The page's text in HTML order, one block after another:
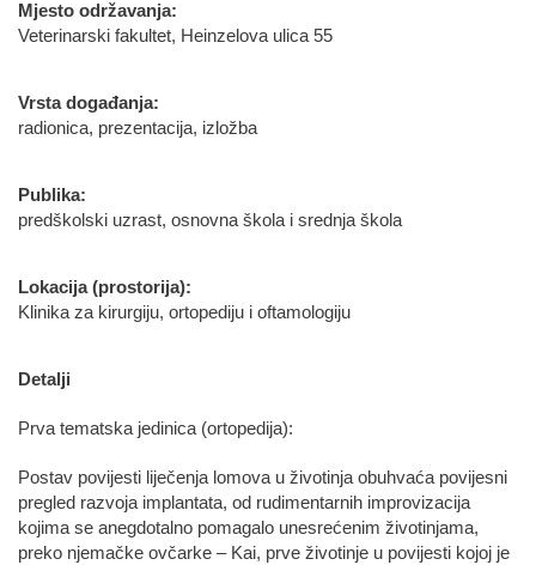
Mjesto održavanja:
Veterinarski fakultet, Heinzelova ulica 55
Vrsta događanja:
radionica, prezentacija, izložba
Publika:
predškolski uzrast, osnovna škola i srednja škola
Lokacija (prostorija):
Klinika za kirurgiju, ortopediju i oftamologiju
Detalji
Prva tematska jedinica (ortopedija):
Postav povijesti liječenja lomova u životinja obuhvaća povijesni
pregled razvoja implantata, od rudimentarnih improvizacija
kojima se anegdotalno pomagalo unesrećenim životinjama,
preko njemačke ovčarke – Kai, prve životinje u povijesti kojoj je